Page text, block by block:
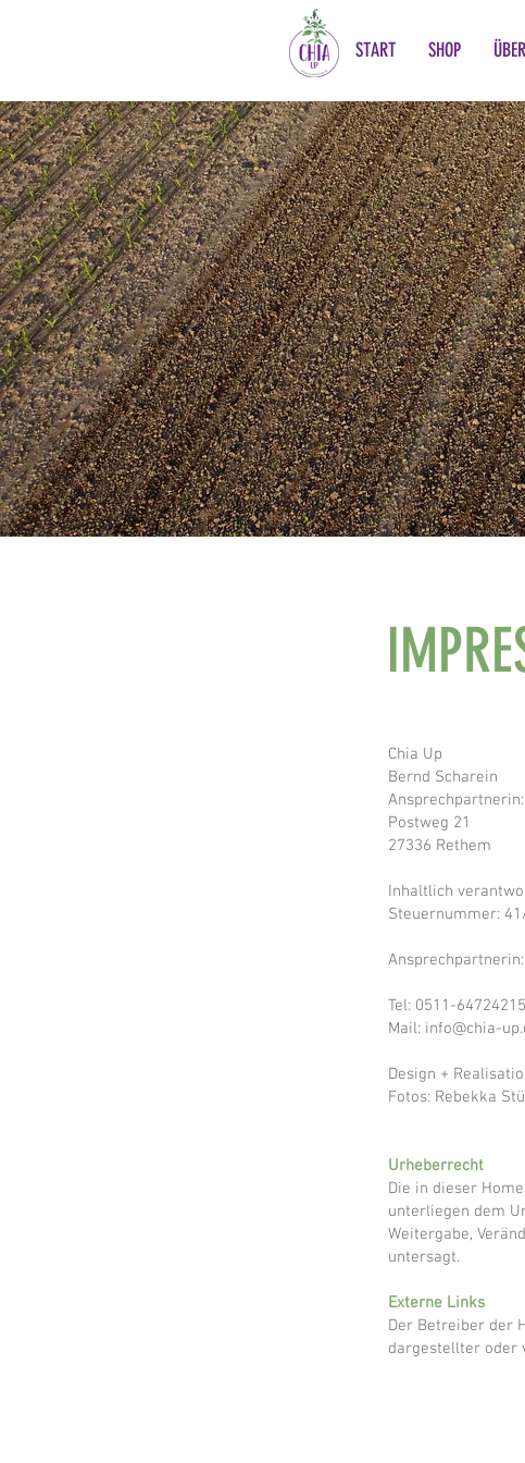
START SHOP
Chia Up
Bernd Scharein
Postweg 21
27336 Rethem
Inhaltlich
Steuernummer:
Tel: 0511-
Mail: info@chia-
Design +
Fotos: Rebekka
Urheberrecht
Die in dieser
unterliegen dem
Weitergabe,
untersagt.
Externe Links
Der Betreiber der
dargestellter oder